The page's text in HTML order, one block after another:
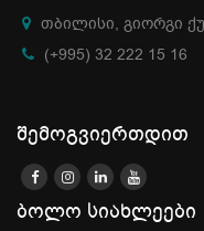
თბილისი, გიორგი
(+995) 32 222 15 16
შემოგვიერთდით
ბოლო სიახლეები